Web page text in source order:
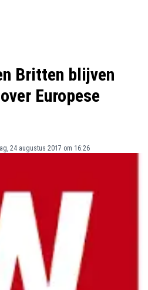
Britten blijven
Europese
24 augustus 2017 om 16:26